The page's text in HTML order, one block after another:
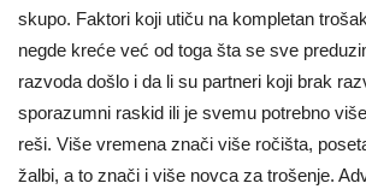
skupo. Faktori koji utiču na kompletan
negde kreće već od toga šta se sve
razvoda došlo i da li su partneri koji brak
sporazumni raskid ili je svemu potrebno
reši. Više vremena znači više ročišta,
žalbi, a to znači i više novca za trošenje.